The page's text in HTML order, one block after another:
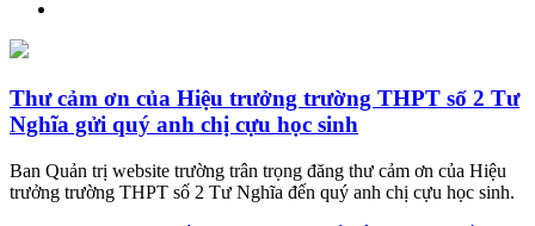
Thư cảm ơn của Hiệu trưởng trường THPT số 2 Tư
Nghĩa gửi quý anh chị cựu học sinh
Ban Quản trị website trường trân trọng đăng thư cảm ơn của Hiệu
trưởng trường THPT số 2 Tư Nghĩa đến quý anh chị cựu học sinh.